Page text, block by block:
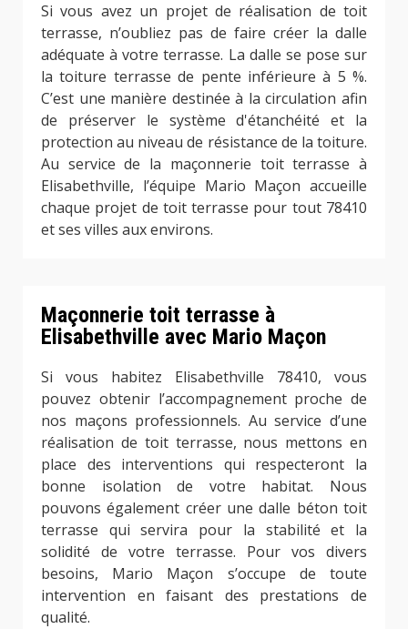
Si vous avez un projet de réalisation de toit
terrasse, n’oubliez pas de faire créer la dalle
adéquate à votre terrasse. La dalle se pose sur
la toiture terrasse de pente inférieure à 5 %.
C’est une manière destinée à la circulation afin
de préserver le système d'étanchéité et la
protection au niveau de résistance de la toiture.
Au service de la maçonnerie toit terrasse à
Elisabethville, l’équipe Mario Maçon accueille
chaque projet de toit terrasse pour tout 78410
et ses villes aux environs.
Maçonnerie toit terrasse à
Elisabethville avec Mario Maçon
Si vous habitez Elisabethville 78410, vous
pouvez obtenir l’accompagnement proche de
nos maçons professionnels. Au service d’une
réalisation de toit terrasse, nous mettons en
place des interventions qui respecteront la
bonne isolation de votre habitat. Nous
pouvons également créer une dalle béton toit
terrasse qui servira pour la stabilité et la
solidité de votre terrasse. Pour vos divers
besoins, Mario Maçon s’occupe de toute
intervention en faisant des prestations de
qualité.